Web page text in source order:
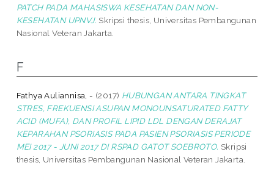
PATCH PADA MAHASISWA KESEHATAN DAN NON-
KESEHATAN UPNVJ. Skripsi thesis, Universitas Pembangunan
Nasional Veteran Jakarta.
F
Fathya Auliannisa, - (2017) HUBUNGAN ANTARA TINGKAT
STRES, FREKUENSI ASUPAN MONOUNSATURATED FATTY
ACID (MUFA), DAN PROFIL LIPID LDL DENGAN DERAJAT
KEPARAHAN PSORIASIS PADA PASIEN PSORIASIS PERIODE
MEI 2017 - JUNI 2017 DI RSPAD GATOT SOEBROTO. Skripsi
thesis, Universitas Pembangunan Nasional Veteran Jakarta.